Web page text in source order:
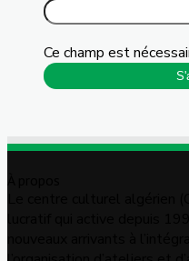
Ce champ est